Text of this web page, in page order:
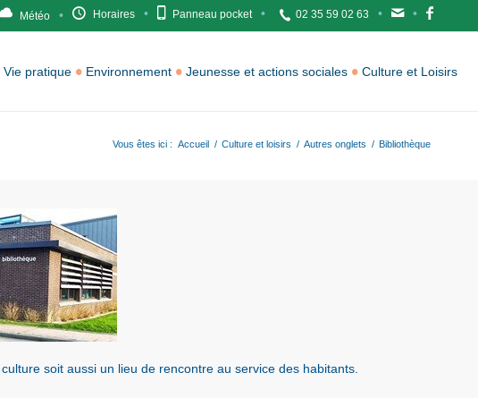
Météo Horaires Panneau pocket 02 35 59 02 63
Vie pratique Environnement Jeunesse et actions sociales Culture et Loisirs
Vous êtes ici : Accueil / Culture et loisirs / Autres onglets / Bibliothèque
soit aussi un lieu de rencontre au service des habitants.